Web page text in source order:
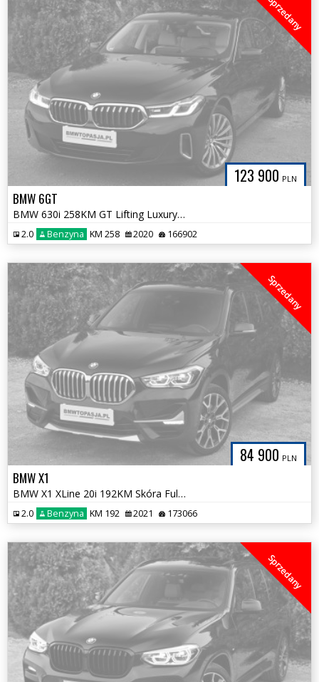
123 900 PLN
Sprzedany
BMW 6GT
BMW 630i 258KM GT Lifting Luxury Komforty HeadUp 100% Bezwypadkowa
2.0 Benzyna KM 258 2020 166902
84 900 PLN
Sprzedany
BMW X1
BMW X1 XLine 20i 192KM Skóra Full LED HeadUp Grzana Kierownica Śliczna
2.0 Benzyna KM 192 2021 173066
Sprzedany